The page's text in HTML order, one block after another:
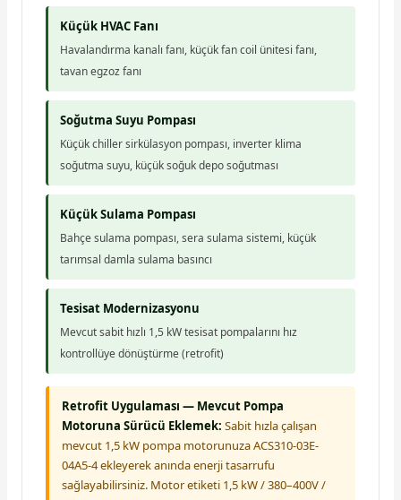
Küçük HVAC Fanı
Havalandırma kanalı fanı, küçük fan coil ünitesi fanı,
tavan egzoz fanı
Soğutma Suyu Pompası
Küçük chiller sirkülasyon pompası, inverter klima
soğutma suyu, küçük soğuk depo soğutması
Küçük Sulama Pompası
Bahçe sulama pompası, sera sulama sistemi, küçük
tarımsal damla sulama basıncı
Tesisat Modernizasyonu
Mevcut sabit hızlı 1,5 kW tesisat pompalarını hız
kontrollüye dönüştürme (retrofit)
Retrofit Uygulaması — Mevcut Pompa
Motoruna Sürücü Eklemek: Sabit hızla çalışan
mevcut 1,5 kW pompa motorunuza ACS310-03E-
04A5-4 ekleyerek anında enerji tasarrufu
sağlayabilirsiniz. Motor etiketi 1,5 kW / 380–400V /